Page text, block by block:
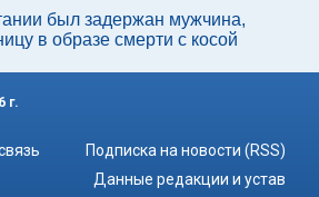
был задержан мужчина,
в образе смерти с косой
г.
Подписка на новости (RSS)
Данные редакции и устав